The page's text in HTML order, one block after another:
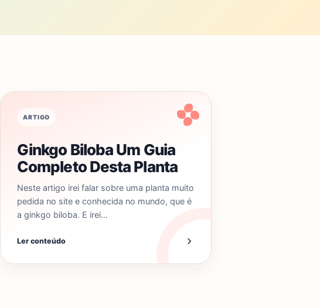
ARTIGO
Ginkgo Biloba Um Guia
Completo Desta Planta
Neste artigo irei falar sobre uma planta muito
pedida no site e conhecida no mundo, que é
a ginkgo biloba. E irei…
Ler conteúdo